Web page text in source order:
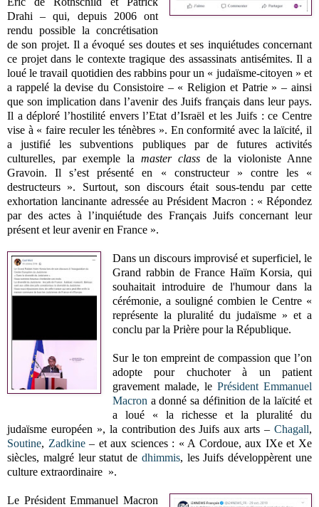
Drahi – qui, depuis 2006 ont
rendu possible la concrétisation
de son projet. Il a évoqué ses doutes et ses inquiétudes concernant
ce projet dans le contexte tragique des assassinats antisémites. Il a
loué le travail quotidien des rabbins pour un « judaïsme-citoyen » et
a rappelé la devise du Consistoire – « Religion et Patrie » – ainsi
que son implication dans l’avenir des Juifs français dans leur pays.
Il a déploré l’hostilité envers l’Etat d’Israël et les Juifs : ce Centre
vise à « faire reculer les ténèbres ». En conformité avec la laïcité, il
a justifié les subventions publiques par de futures activités
culturelles, par exemple la master class de la violoniste Anne
Gravoin. Il s’est présenté en « constructeur » contre les «
destructeurs ». Surtout, son discours était sous-tendu par cette
exhortation lancinante adressée au Président Macron : « Répondez
par des actes à l’inquiétude des Français Juifs concernant leur
présent et leur avenir en France ».
Dans un discours improvisé et superficiel, le
Grand rabbin de France Haïm Korsia, qui
souhaitait introduire de l'humour dans la
cérémonie, a souligné combien le Centre «
représente la pluralité du judaïsme » et a
conclu par la Prière pour la République.
Sur le ton empreint de compassion que l’on
adopte pour chuchoter à un patient
gravement malade, le Président Emmanuel
Macron a donné sa définition de la laïcité et
a loué « la richesse et la pluralité du
judaïsme européen », la contribution des Juifs aux arts – Chagall,
Soutine, Zadkine– et aux sciences : « A Cordoue, aux IXe et Xe
siècles, malgré leur statut de dhimmis, les Juifs développèrent une
culture extraordinaire ».
Le Président Emmanuel Macron